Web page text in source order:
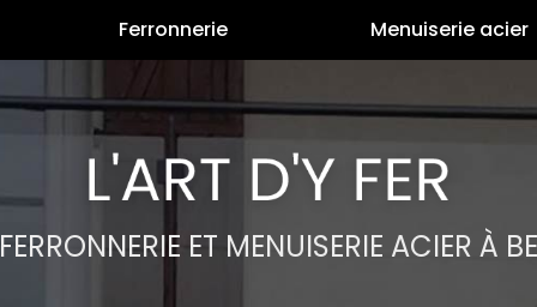
Ferronnerie Menuiserie acier
ET MENUISERIE ACIER À